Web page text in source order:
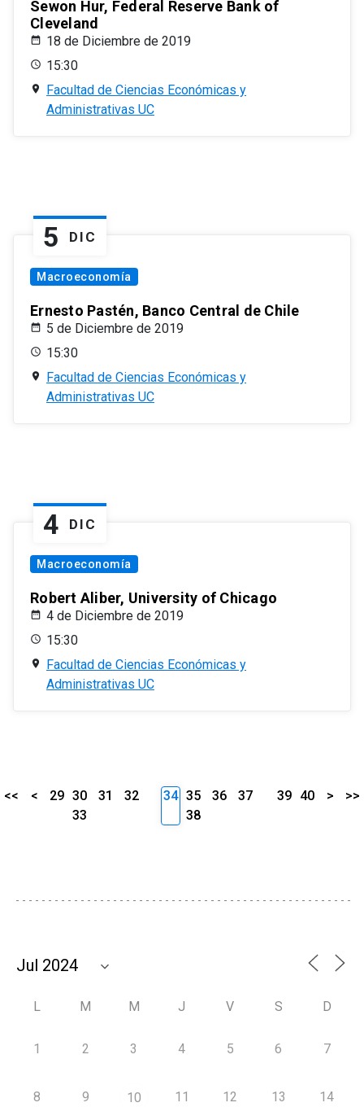
Sewon Hur, Federal Reserve Bank of
Cleveland
18 de Diciembre de 2019
15:30
Facultad de Ciencias Económicas y
Administrativas UC
5 DIC
Macroeconomía
Ernesto Pastén, Banco Central de Chile
5 de Diciembre de 2019
15:30
Facultad de Ciencias Económicas y
Administrativas UC
4 DIC
Macroeconomía
Robert Aliber, University of Chicago
4 de Diciembre de 2019
15:30
Facultad de Ciencias Económicas y
Administrativas UC
<< < 29 30 31
32
33
34 35 36
37
38
39 40 > >>
L M M J V S D
1 2 3 4 5 6 7
8 9 10 11 12 13 14